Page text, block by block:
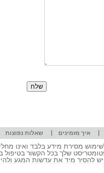
|איך מזמינים | שאלות נפוצות
מסירת מידע בלבד ואינו
שלך בכל הקשור
יש להסיר מיד את עדשות המגע